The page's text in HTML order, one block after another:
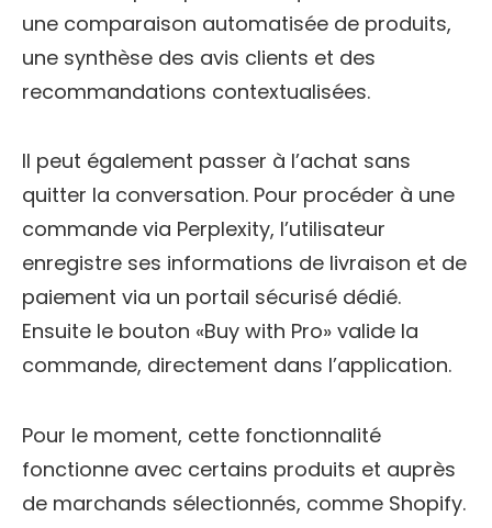
une comparaison automatisée de produits,
une synthèse des avis clients et des
recommandations contextualisées.
Il peut également passer à l’achat sans
quitter la conversation. Pour procéder à une
commande via Perplexity, l’utilisateur
enregistre ses informations de livraison et de
paiement via un portail sécurisé dédié.
Ensuite le bouton «Buy with Pro» valide la
commande, directement dans l’application.
Pour le moment, cette fonctionnalité
fonctionne avec certains produits et auprès
de marchands sélectionnés, comme Shopify.